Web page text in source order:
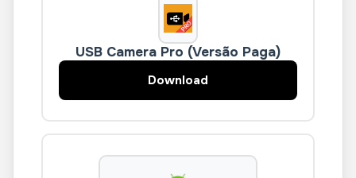
USB Camera Pro (Versão Paga)
Download